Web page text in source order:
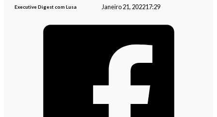
Executive Digest com Lusa Janeiro 21, 202217:29